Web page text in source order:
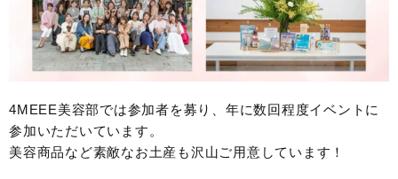
4MEEE美容部では参加者を募り、年に数回程度イベントに
参加いただいています。
美容商品など素敵なお土産も沢山ご用意しています！